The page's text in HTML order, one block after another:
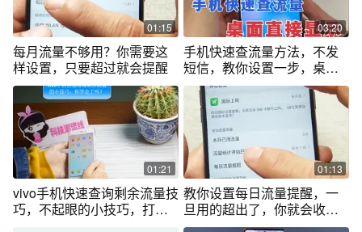
01:15
每月流量不够用？你需要这
样设置，只要超过就会提醒
03:20
手机快速查流量方法，不发
短信，教你设置一步，桌面
自动显示！
01:21
vivo手机快速查询剩余流量技
巧，不起眼的小技巧，打开
01:13
教你设置每日流量提醒，一
旦用的超出了，你就会收到
通知